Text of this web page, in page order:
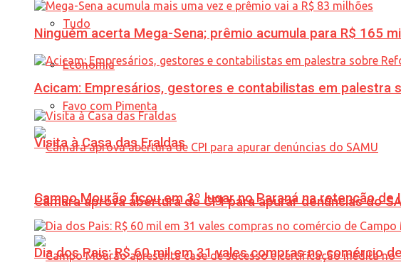
Tudo
Economia
Favo com Pimenta
Câmara aprova abertura de CPI para apurar denúncias do
Ninguém acerta Mega-Sena; prêmio acumula para R$ 165
Acicam: Empresários, gestores e contabilistas em palestra
Visita à Casa das Fraldas
Campo Mourão ficou em 3º lugar no Paraná na retenção de
Dia dos Pais: R$ 60 mil em 31 vales compras no comércio